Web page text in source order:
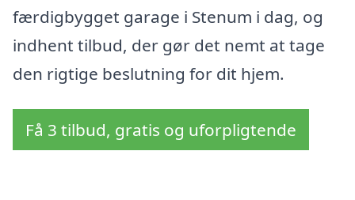
færdigbygget garage i Stenum i dag, og
indhent tilbud, der gør det nemt at tage
den rigtige beslutning for dit hjem.
Få 3 tilbud, gratis og uforpligtende